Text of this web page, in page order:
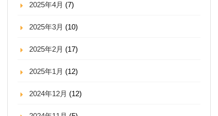
2025年4月 (7)
2025年3月 (10)
2025年2月 (17)
2025年1月 (12)
2024年12月 (12)